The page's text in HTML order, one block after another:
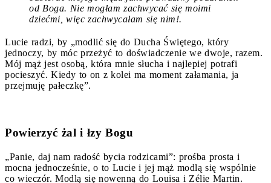
od Boga. Nie mogłam zachwycać się moimi
dziećmi, więc zachwycałam się nim!.
Lucie radzi, by „modlić się do Ducha Świętego, który
jednoczy, by móc przeżyć to doświadczenie we dwoje, razem.
Mój mąż jest osobą, która mnie słucha i najlepiej potrafi
pocieszyć. Kiedy to on z kolei ma moment załamania, ja
przejmuję pałeczkę”.
Powierzyć żal i łzy Bogu
„Panie, daj nam radość bycia rodzicami”: prośba prosta i
mocna jednocześnie, o to Lucie i jej mąż modlą się wspólnie
co wieczór. Modlą się nowenną do Louisa i Zélie Martin.